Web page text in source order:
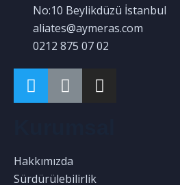
No:10 Beylikdüzü İstanbul
aliates@aymeras.com
0212 875 07 02
Hakkımızda
Sürdürülebilirlik